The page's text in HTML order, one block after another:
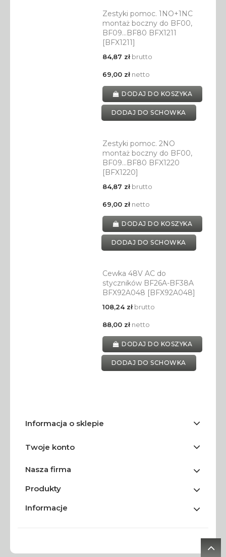
Zestyki pomoc. 1NO+1NC
montaż boczny do BF00,
BF09…BF80 BFX1211
[BFX1211]
84,87 złbrutto
69,00 złnetto
DODAJ DO KOSZYKA
DODAJ DO SCHOWKA
Zestyki pomoc. 2NO
montaż boczny do BF00,
BF09…BF80 BFX1220
[BFX1220]
84,87 złbrutto
69,00 złnetto
DODAJ DO KOSZYKA
DODAJ DO SCHOWKA
Cewka 48V AC do
styczników BF26A-BF38A
BFX92A048 [BFX92A048]
108,24 złbrutto
88,00 złnetto
DODAJ DO KOSZYKA
DODAJ DO SCHOWKA
Informacja o sklepie
Twoje konto
Nasza firma
Produkty
Informacje